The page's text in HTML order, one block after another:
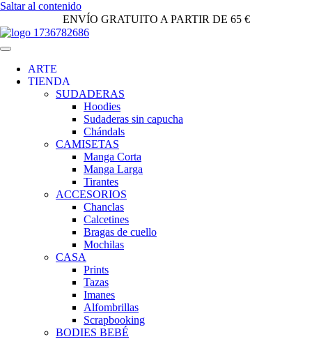
Saltar al contenido
ENVÍO GRATUITO A PARTIR DE 65 €
ARTE
TIENDA
SUDADERAS
Hoodies
Sudaderas sin capucha
Chándals
CAMISETAS
Manga Corta
Manga Larga
Tirantes
ACCESORIOS
Chanclas
Calcetines
Bragas de cuello
Mochilas
CASA
Prints
Tazas
Imanes
Alfombrillas
Scrapbooking
BODIES BEBÉ